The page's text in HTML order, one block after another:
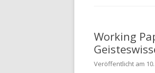
Working
Veröffentlicht am